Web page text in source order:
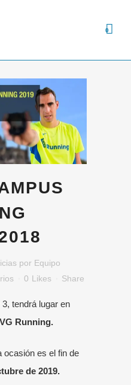
0
por Equipo
0 Likes Share
tendrá lugar en
Running.
ocasión es el fin de
de 2019.